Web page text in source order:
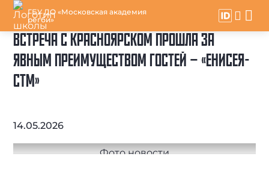
ГБУ ДО «Московская академия
регби»
ВСТРЕЧА С КРАСНОЯРСКОМ ПРОШЛА ЗА
ЯВНЫМ ПРЕИМУЩЕСТВОМ ГОСТЕЙ – «ЕНИСЕЯ-
СТМ»
14.05.2026